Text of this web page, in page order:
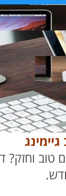
וחזק?